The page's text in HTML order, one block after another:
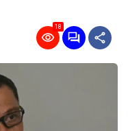
18